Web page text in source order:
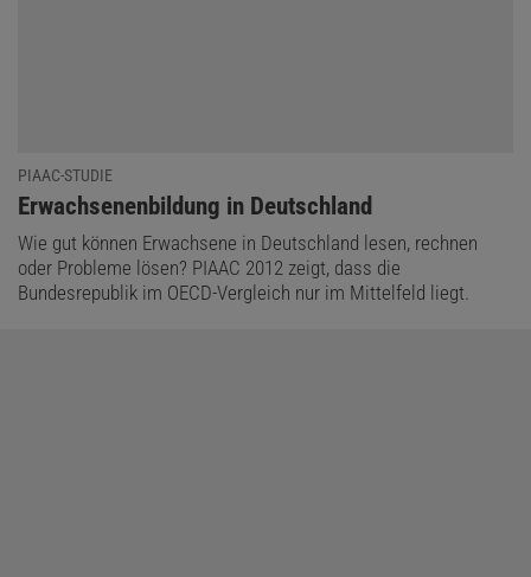
PIAAC-STUDIE
:
Erwachsenenbildung in Deutschland
Wie gut können Erwachsene in Deutschland lesen, rechnen
oder Probleme lösen? PIAAC 2012 zeigt, dass die
Bundesrepublik im OECD-Vergleich nur im Mittelfeld liegt.